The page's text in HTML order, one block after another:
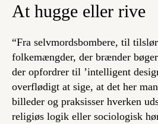
At hugge eller rive
“Fra selvmordsbombere, til
folkemængder, der brænder
der opfordrer til ’intelligent
overflødigt at sige, at det her
billeder og praksisser hverken
religiøs logik eller sociologisk